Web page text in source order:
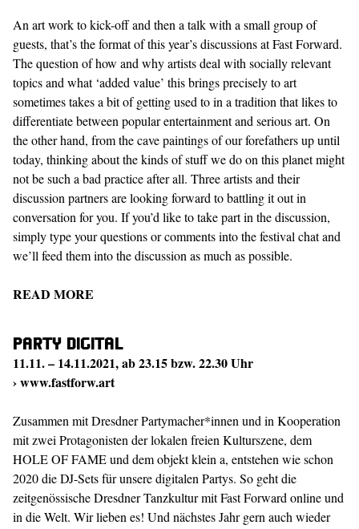
An art work to kick-off and then a talk with a small group of
guests, that’s the format of this year’s discussions at Fast Forward.
The question of how and why artists deal with socially relevant
topics and what ‘added value’ this brings precisely to art
sometimes takes a bit of getting used to in a tradition that likes to
differentiate between popular entertainment and serious art. On
the other hand, from the cave paintings of our forefathers up until
today, thinking about the kinds of stuff we do on this planet might
not be such a bad practice after all. Three artists and their
discussion partners are looking forward to battling it out in
conversation for you. If you’d like to take part in the discussion,
simply type your questions or comments into the festival chat and
we’ll feed them into the discussion as much as possible.
READ MORE
Party digital
11.11. – 14.11.2021, ab 23.15 bzw. 22.30 Uhr
›www.fastforw.art
Zusammen mit Dresdner Partymacher*innen und in Kooperation
mit zwei Protagonisten der lokalen freien Kulturszene, dem
HOLE OF FAME und dem objekt klein a, entstehen wie schon
2020 die DJ-Sets für unsere digitalen Partys. So geht die
zeitgenössische Dresdner Tanzkultur mit Fast Forward online und
in die Welt. Wir lieben es! Und nächstes Jahr gern auch wieder